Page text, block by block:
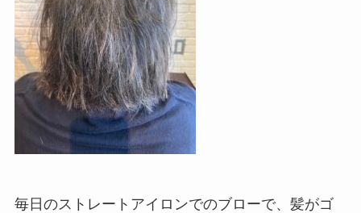
毎日のストレートアイロンでのブローで、髪がゴ